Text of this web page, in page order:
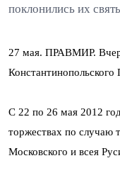
поклонились их
27 мая. ПРАВМИР.
С 22 по 26 мая 2012
торжествах по случаю
Московского и всея